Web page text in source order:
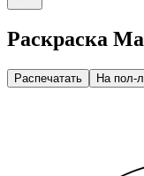
Раскраска
Распечатать На пол-